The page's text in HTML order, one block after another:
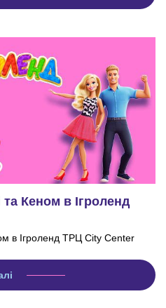
Кеном в Ігроленд
в Ігроленд ТРЦ City Center